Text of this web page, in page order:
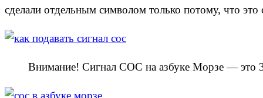
сделали отдельным символом только потому, что это
Внимание! Сигнал СОС на азбуке Морзе — это